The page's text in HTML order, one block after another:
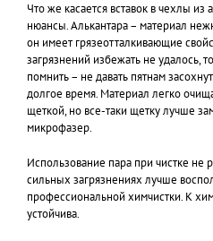
Что же касается вставок в чехлы из
нюансы. Алькантара – материал
он имеет грязеотталкивающие
загрязнений избежать не удалось,
помнить – не давать пятнам
долгое время. Материал легко
щеткой, но все-таки щетку лучше
микрофазер.
Использование пара при чистке не
сильных загрязнениях лучше
профессиональной химчистки. К
устойчива.